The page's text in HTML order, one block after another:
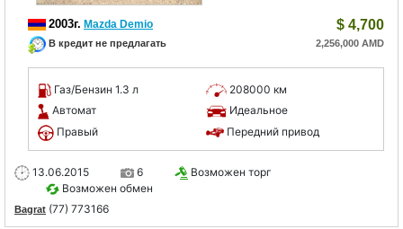
2003г. Mazda Demio $ 4,700
В кредит не предлагать 2,256,000 AMD
Газ/Бензин 1.3 л
208000 км
Автомат
Идеальное
Правый
Передний привод
13.06.2015 6
Возможен торг
Возможен обмен
Bagrat (77) 773166